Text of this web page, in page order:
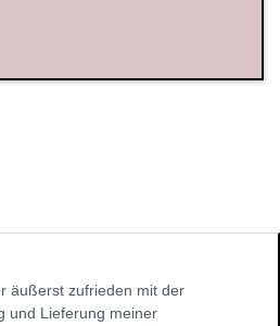
äußerst zufrieden mit der
und Lieferung meiner